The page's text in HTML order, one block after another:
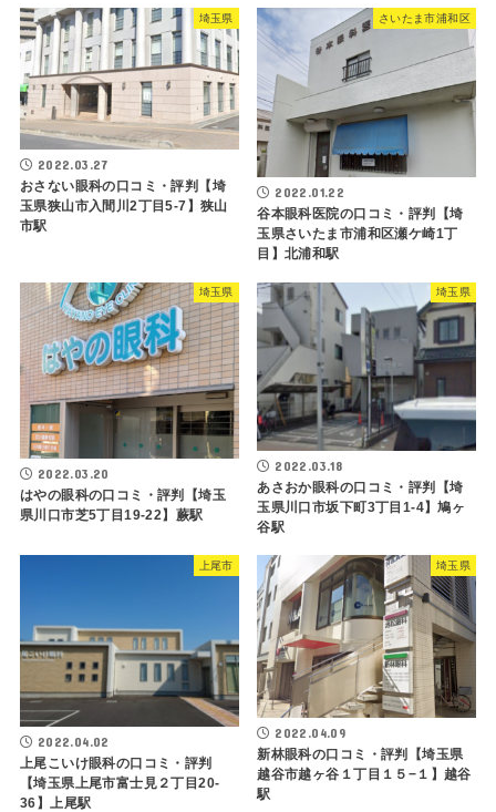
埼玉県
2022.03.27
おさない眼科の口コミ・評判【埼
玉県狭山市入間川2丁目5-7】狭山
市駅
さいたま市浦和区
2022.01.22
谷本眼科医院の口コミ・評判【埼
玉県さいたま市浦和区瀬ケ崎1丁
目】北浦和駅
埼玉県
2022.03.20
はやの眼科の口コミ・評判【埼玉
県川口市芝5丁目19-22】蕨駅
埼玉県
2022.03.18
あさおか眼科の口コミ・評判【埼
玉県川口市坂下町3丁目1-4】鳩ヶ
谷駅
上尾市
2022.04.02
上尾こいけ眼科の口コミ・評判
【埼玉県上尾市富士見２丁目20-
36】上尾駅
埼玉県
2022.04.09
新林眼科の口コミ・評判【埼玉県
越谷市越ヶ谷１丁目１５−１】越谷
駅